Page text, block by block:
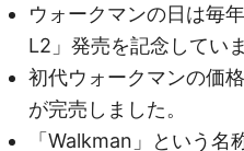
ウォークマンの日は毎
L2」発売を記念していま
初代ウォークマンの価
が完売しました。
「Walkman」という